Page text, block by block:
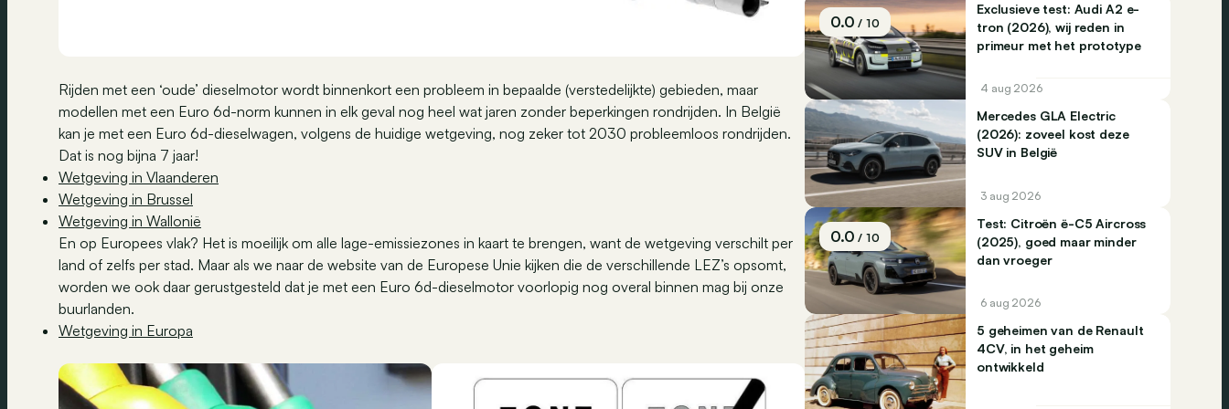
Rijden met een ‘oude’ dieselmotor wordt binnenkort een probleem in bepaalde (verstedelijkte) gebieden, maar
modellen met een Euro 6d-norm kunnen in elk geval nog heel wat jaren zonder beperkingen rondrijden. In België
kan je met een Euro 6d-dieselwagen, volgens de huidige wetgeving, nog zeker tot 2030 probleemloos rondrijden.
Dat is nog bijna 7 jaar!
Wetgeving in Vlaanderen
Wetgeving in Brussel
Wetgeving in Wallonië
En op Europees vlak? Het is moeilijk om alle lage-emissiezones in kaart te brengen, want de wetgeving verschilt per
land of zelfs per stad. Maar als we naar de website van de Europese Unie kijken die de verschillende LEZ’s opsomt,
worden we ook daar gerustgesteld dat je met een Euro 6d-dieselmotor voorlopig nog overal binnen mag bij onze
buurlanden.
Wetgeving in Europa
0.0/ 10
Exclusieve test: Audi A2 e-
tron (2026), wij reden in
primeur met het prototype
4 aug 2026
Mercedes GLA Electric
(2026): zoveel kost deze
SUV in België
3 aug 2026
0.0/ 10
Test: Citroën ë-C5 Aircross
(2025), goed maar minder
dan vroeger
6 aug 2026
5 geheimen van de Renault
4CV, in het geheim
ontwikkeld